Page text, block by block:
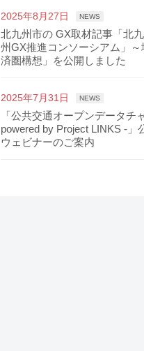
2025年8月27日 NEWS
北九州市の GX取材記事「北
州GX推進コンソーシアム」
済圏構想」を公開しました
2025年7月31日 NEWS
「公共交通オープンデータチ
powered by Project LINKS -」
ウェビナーのご案内